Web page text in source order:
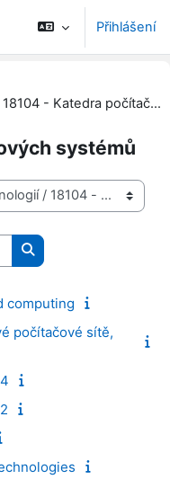
Přihlášení
18104 - Katedra počítačových systémů
systémů
Vyhledat kurzy
computing
počítačové sítě,